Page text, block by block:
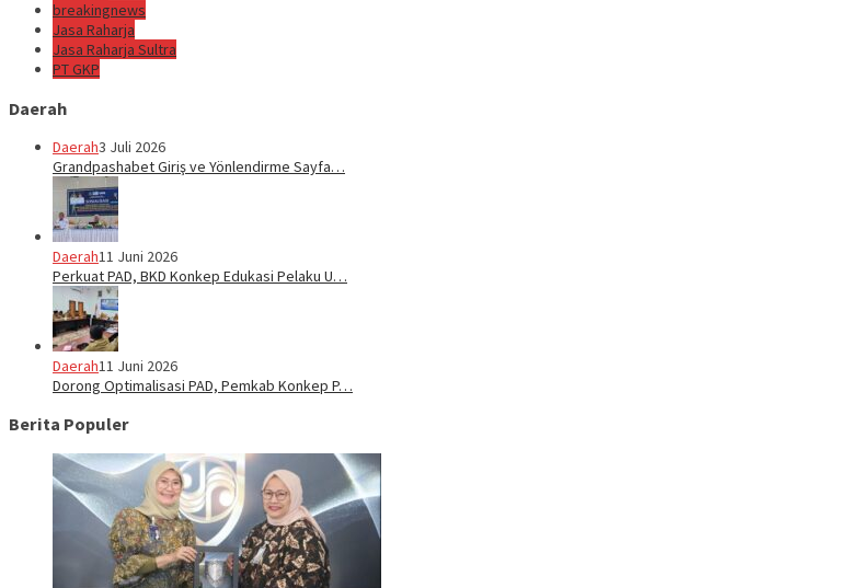
breakingnews
Jasa Raharja
Jasa Raharja Sultra
PT GKP
Daerah
Daerah3 Juli 2026
Grandpashabet Giriş ve Yönlendirme Sayfa…
Daerah11 Juni 2026
Perkuat PAD, BKD Konkep Edukasi Pelaku U…
Daerah11 Juni 2026
Dorong Optimalisasi PAD, Pemkab Konkep P…
Berita Populer